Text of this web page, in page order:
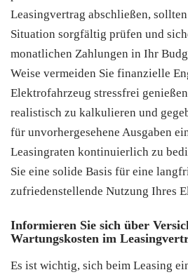
Leasingvertrag abschließen,
Situation sorgfältig prüfen und
monatlichen Zahlungen in Ihr
Weise vermeiden Sie finanzielle
Elektrofahrzeug stressfrei
realistisch zu kalkulieren und
für unvorhergesehene Ausgaben
Leasingraten kontinuierlich zu
Sie eine solide Basis für eine
zufriedenstellende Nutzung Ihres
Informieren Sie sich über
Wartungskosten im
Es ist wichtig, sich beim Leasing